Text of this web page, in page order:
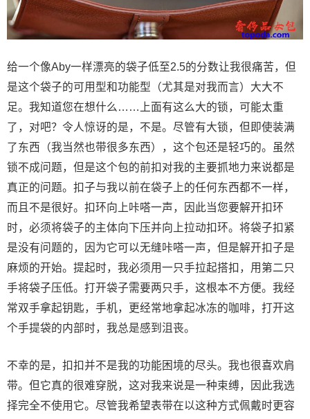
给一个像Aby一样漂亮的袋子低至2.5的分数让我很痛苦，但
是这个袋子的可用型和功能型（尤其是对我而言）大大不
足。我知道您在想什么……上面有这么大的锁，可能太重
了，对吧？令人惊讶的是，不是。尽管有大锁，但即使装满
了东西（我当然也带很多东西），这个包还是轻巧的。虽然
锁不成问题，但是这个包的前扣对我的主要抓地力来说都是
真正的问题。扣子与我以前在袋子上的任何东西都不一样，
而且不是很好。扣环向上咔嗒一声，因此当您要解开扣环
时，必须将袋子的主体向下压并向上拉动扣环。将袋子扣紧
是没有问题的，因为它可以无缝咔嗒一声，但是解开扣子是
麻烦的开始。提起时，我必须用一只手拉起搭扣，用第二只
手将袋子压低。打开袋子需要两只手，这根本不方便。我经
常双手拿起钥匙，手机，更经常地拿起冰冻的咖啡，打开这
个手提袋的内部时，我总是感到沮丧。
不幸的是，扣扣并不是我的功能困境的尽头。我也很喜欢肩
带。但它真的很难穿脱，这对我来说是一种束缚，因此我选
择完全不使用它。尽管我希望表带在以这种方式佩戴时更容